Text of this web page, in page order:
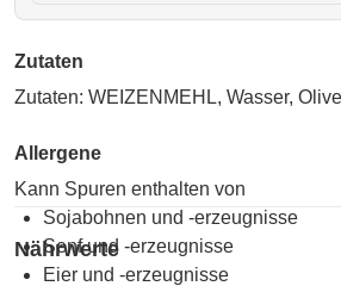
Zutaten
Zutaten: WEIZENMEHL, Wasser,
Allergene
Kann Spuren enthalten von
Sojabohnen und -erzeugnisse
Senf und -erzeugnisse
Eier und -erzeugnisse
Nährwerte